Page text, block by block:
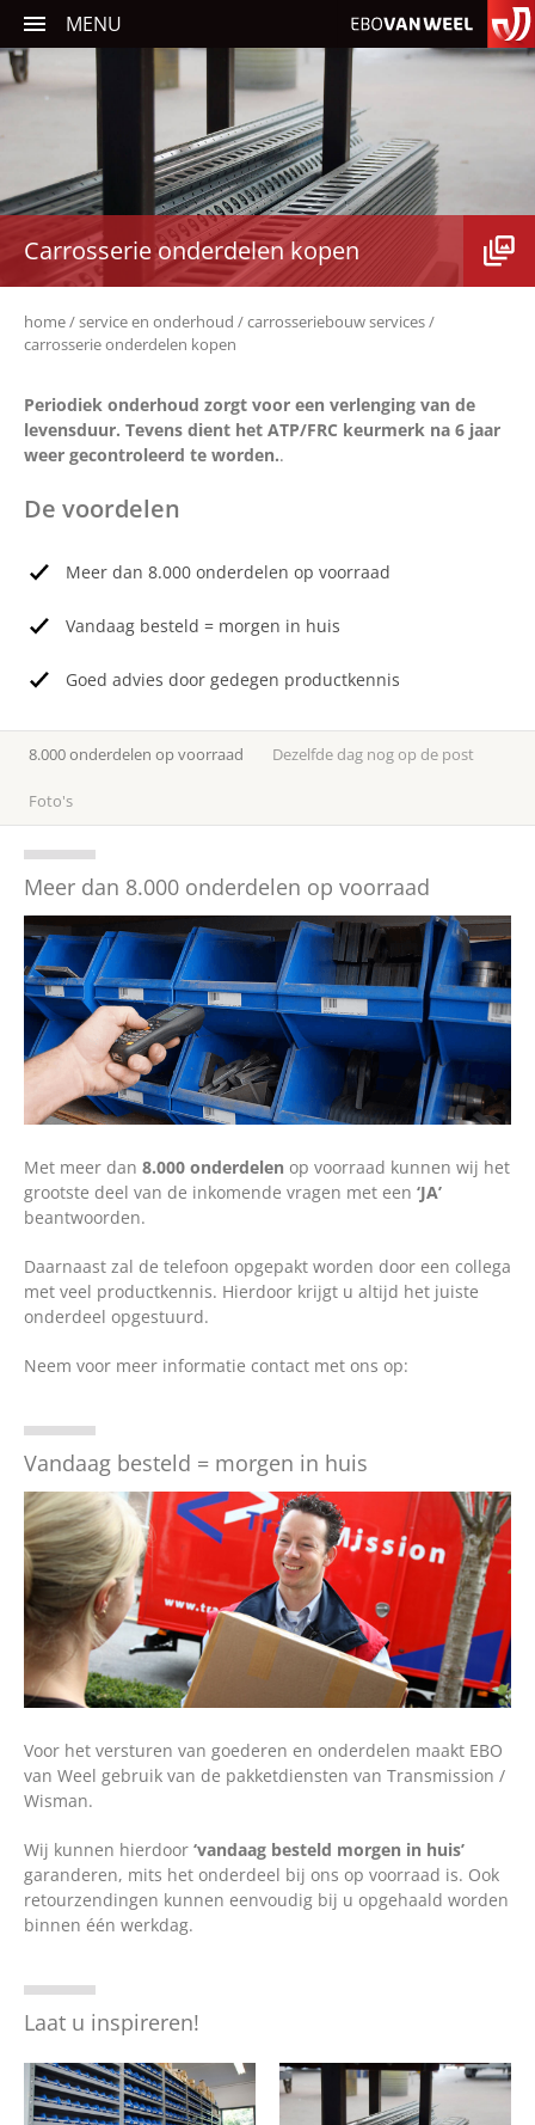
MENU
Carrosseriebouw
Verkeerssystemen
Traffic Software
Service en onderhoud
Nieuws
Occasions
Contact
English
Carrosserie onderdelen kopen
home service en onderhoud
carrosseriebouw services
carrosserie onderdelen kopen
Periodiek onderhoud zorgt voor een verlenging van de
levensduur. Tevens dient het ATP/FRC keurmerk na 6 jaar
weer gecontroleerd te worden..
De voordelen
Meer dan 8.000 onderdelen op voorraad
Vandaag besteld = morgen in huis
Goed advies door gedegen productkennis
8.000 onderdelen op voorraad Dezelfde dag nog op de post
Foto's
Meer dan 8.000 onderdelen op voorraad
Met meer dan 8.000 onderdelen op voorraad kunnen wij het
grootste deel van de inkomende vragen met een ‘JA’
beantwoorden.
Daarnaast zal de telefoon opgepakt worden door een collega
met veel productkennis. Hierdoor krijgt u altijd het juiste
onderdeel opgestuurd.
Neem voor meer informatie contact met ons op:
Vandaag besteld = morgen in huis
Voor het versturen van goederen en onderdelen maakt EBO
van Weel gebruik van de pakketdiensten van Transmission /
Wisman.
Wij kunnen hierdoor ‘vandaag besteld morgen in huis’
garanderen, mits het onderdeel bij ons op voorraad is. Ook
retourzendingen kunnen eenvoudig bij u opgehaald worden
binnen één werkdag.
Laat u inspireren!